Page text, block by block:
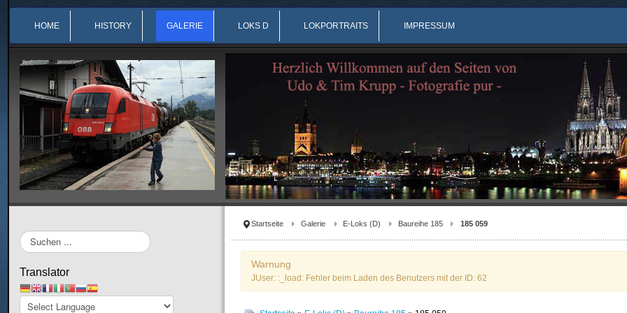
HOME HISTORY GALERIE LOKS D LOKPORTRAITS IMPRESSUM
Startseite Galerie E-Loks (D) Baureihe 185 185 059
Warnung
JUser: :_load: Fehler beim Laden des Benutzers mit der ID: 62
Suchen
...
Translator